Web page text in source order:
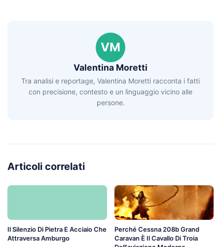
VM
Valentina Moretti
Tra analisi e reportage, Valentina Moretti racconta i fatti
con precisione, contesto e un linguaggio vicino alle
persone.
Articoli correlati
Il Silenzio Di Pietra E Acciaio Che
Attraversa Amburgo
Perché Cessna 208b Grand
Caravan È Il Cavallo Di Troia